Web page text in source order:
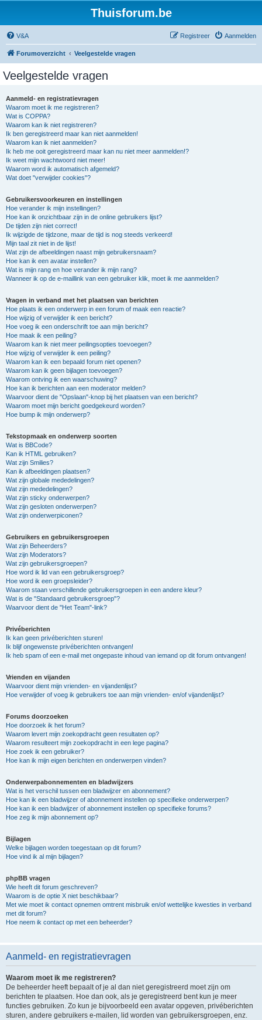
Thuisforum.be
V&A Aanmelden
Registreer
Forumoverzicht Veelgestelde vragen
Veelgestelde vragen
Aanmeld- en registratievragen
Waarom moet ik me registreren?
Wat is COPPA?
Waarom kan ik niet registreren?
Ik ben geregistreerd maar kan niet aanmelden!
Waarom kan ik niet aanmelden?
Ik heb me ooit geregistreerd maar kan nu niet meer aanmelden!?
Ik weet mijn wachtwoord niet meer!
Waarom word ik automatisch afgemeld?
Wat doet "verwijder cookies"?
Gebruikersvoorkeuren en instellingen
Hoe verander ik mijn instellingen?
Hoe kan ik onzichtbaar zijn in de online gebruikers lijst?
De tijden zijn niet correct!
Ik wijzigde de tijdzone, maar de tijd is nog steeds verkeerd!
Mijn taal zit niet in de lijst!
Wat zijn de afbeeldingen naast mijn gebruikersnaam?
Hoe kan ik een avatar instellen?
Wat is mijn rang en hoe verander ik mijn rang?
Wanneer ik op de e-maillink van een gebruiker klik, moet ik me aanmelden?
Vragen in verband met het plaatsen van berichten
Hoe plaats ik een onderwerp in een forum of maak een reactie?
Hoe wijzig of verwijder ik een bericht?
Hoe voeg ik een onderschrift toe aan mijn bericht?
Hoe maak ik een peiling?
Waarom kan ik niet meer peilingsopties toevoegen?
Hoe wijzig of verwijder ik een peiling?
Waarom kan ik een bepaald forum niet openen?
Waarom kan ik geen bijlagen toevoegen?
Waarom ontving ik een waarschuwing?
Hoe kan ik berichten aan een moderator melden?
Waarvoor dient de "Opslaan"-knop bij het plaatsen van een bericht?
Waarom moet mijn bericht goedgekeurd worden?
Hoe bump ik mijn onderwerp?
Tekstopmaak en onderwerp soorten
Wat is BBCode?
Kan ik HTML gebruiken?
Wat zijn Smilies?
Kan ik afbeeldingen plaatsen?
Wat zijn globale mededelingen?
Wat zijn mededelingen?
Wat zijn sticky onderwerpen?
Wat zijn gesloten onderwerpen?
Wat zijn onderwerpiconen?
Gebruikers en gebruikersgroepen
Wat zijn Beheerders?
Wat zijn Moderators?
Wat zijn gebruikersgroepen?
Hoe word ik lid van een gebruikersgroep?
Hoe word ik een groepsleider?
Waarom staan verschillende gebruikersgroepen in een andere kleur?
Wat is de "Standaard gebruikersgroep"?
Waarvoor dient de "Het Team"-link?
Privéberichten
Ik kan geen privéberichten sturen!
Ik blijf ongewenste privéberichten ontvangen!
Ik heb spam of een e-mail met ongepaste inhoud van iemand op dit forum ontvangen!
Vrienden en vijanden
Waarvoor dient mijn vrienden- en vijandenlijst?
Hoe verwijder of voeg ik gebruikers toe aan mijn vrienden- en/of vijandenlijst?
Forums doorzoeken
Hoe doorzoek ik het forum?
Waarom levert mijn zoekopdracht geen resultaten op?
Waarom resulteert mijn zoekopdracht in een lege pagina?
Hoe zoek ik een gebruiker?
Hoe kan ik mijn eigen berichten en onderwerpen vinden?
Onderwerpabonnementen en bladwijzers
Wat is het verschil tussen een bladwijzer en abonnement?
Hoe kan ik een bladwijzer of abonnement instellen op specifieke onderwerpen?
Hoe kan ik een bladwijzer of abonnement instellen op specifieke forums?
Hoe zeg ik mijn abonnement op?
Bijlagen
Welke bijlagen worden toegestaan op dit forum?
Hoe vind ik al mijn bijlagen?
phpBB vragen
Wie heeft dit forum geschreven?
Waarom is de optie X niet beschikbaar?
Met wie moet ik contact opnemen omtrent misbruik en/of wettelijke kwesties in verband
met dit forum?
Hoe neem ik contact op met een beheerder?
Aanmeld- en registratievragen
Waarom moet ik me registreren?
De beheerder heeft bepaalt of je al dan niet geregistreerd moet zijn om
berichten te plaatsen. Hoe dan ook, als je geregistreerd bent kun je meer
functies gebruiken. Zo kun je bijvoorbeeld een avatar opgeven, privéberichten
sturen, andere gebruikers e-mailen, lid worden van gebruikersgroepen, enz.